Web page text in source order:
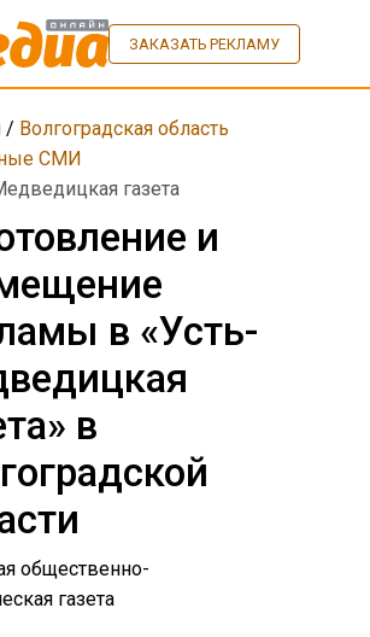
ЗАКАЗАТЬ РЕКЛАМУ
/ Волгоградская область
СМИ
газета
и
в «Усть-
в
общественно-
газета